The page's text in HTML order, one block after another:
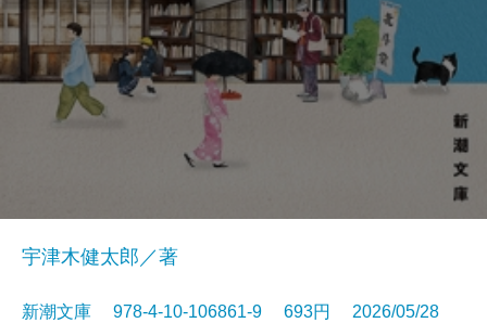
宇津木健太郎／著
新潮文庫 978-4-10-106861-9 693円 2026/05/28